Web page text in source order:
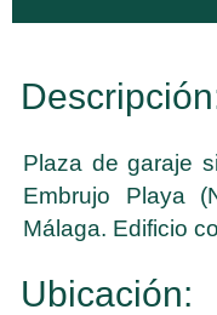
Plaza de garaje
Embrujo Playa
Málaga. Edificio
Ubicación: